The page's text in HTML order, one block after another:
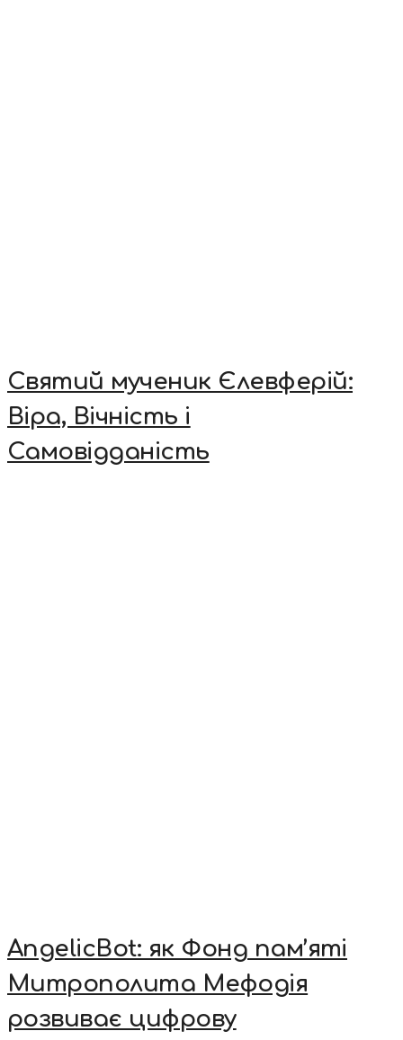
Святий мученик Єлевферій:
Віра, Вічність і
Самовідданість
AngelicBot: як Фонд пам’яті
Митрополита Мефодія
розвиває цифрову